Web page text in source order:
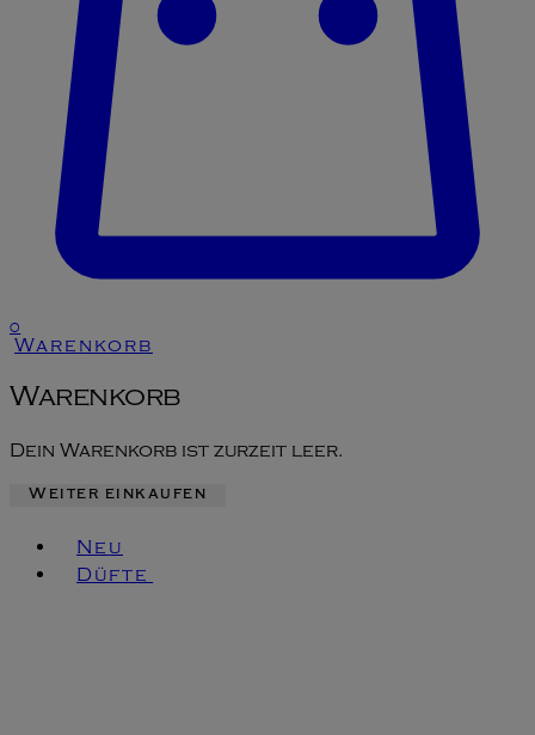
0
Warenkorb
Warenkorb
Dein Warenkorb ist zurzeit leer.
Weiter einkaufen
Neu
Düfte